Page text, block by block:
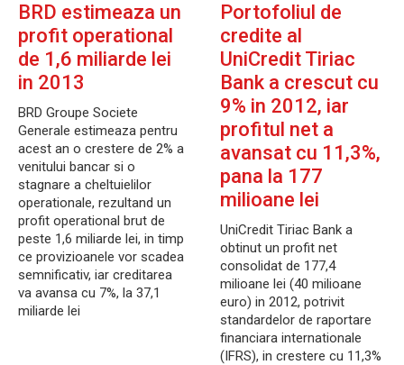
BRD estimeaza un
profit operational
de 1,6 miliarde lei
in 2013
BRD Groupe Societe
Generale estimeaza pentru
acest an o crestere de 2% a
venitului bancar si o
stagnare a cheltuielilor
operationale, rezultand un
profit operational brut de
peste 1,6 miliarde lei, in timp
ce provizioanele vor scadea
semnificativ, iar creditarea
va avansa cu 7%, la 37,1
miliarde lei
Portofoliul de
credite al
UniCredit Tiriac
Bank a crescut cu
9% in 2012, iar
profitul net a
avansat cu 11,3%,
pana la 177
milioane lei
UniCredit Tiriac Bank a
obtinut un profit net
consolidat de 177,4
milioane lei (40 milioane
euro) in 2012, potrivit
standardelor de raportare
financiara internationale
(IFRS), in crestere cu 11,3%